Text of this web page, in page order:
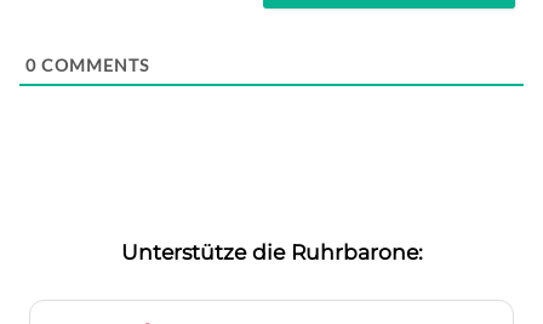
0 COMMENTS
Unterstütze die Ruhrbarone: